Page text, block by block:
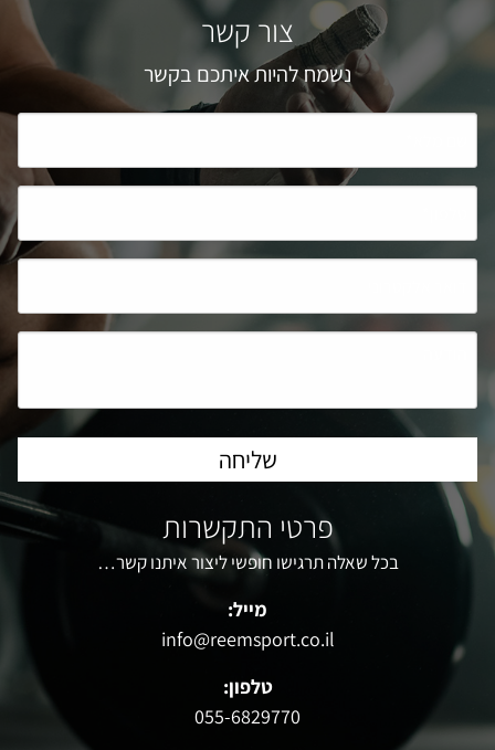
צור קשר
נשמח להיות איתכם בקשר
פרטי התקשרות
בכל שאלה תרגישו חופשי ליצור איתנו קשר…
מייל:
info@reemsport.co.il
טלפון:
055-6829770